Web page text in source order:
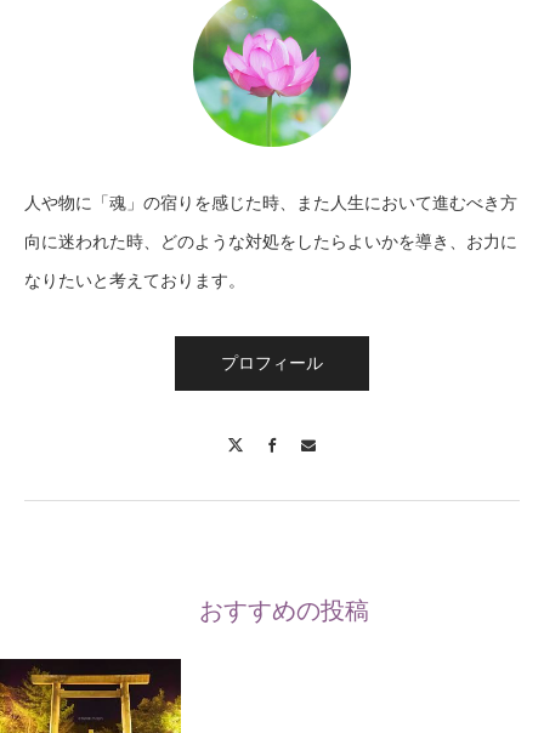
人や物に「魂」の宿りを感じた時、また人生において進むべき方
向に迷われた時、どのような対処をしたらよいかを導き、お力に
なりたいと考えております。
プロフィール
おすすめの投稿